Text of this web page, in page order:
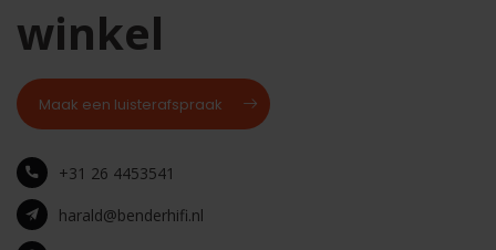
winkel
Maak een luisterafspraak
+31 26 4453541
harald@benderhifi.nl